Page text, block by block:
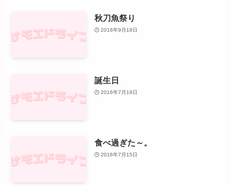
秋刀魚祭り
2016年9月18日
誕生日
2016年7月19日
食べ過ぎた～。
2016年7月15日